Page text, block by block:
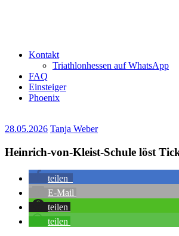
Kontakt
Triathlonhessen auf WhatsApp
FAQ
Einsteiger
Phoenix
28.05.2026 Tanja Weber
Heinrich-von-Kleist-Schule löst
teilen
E-Mail
teilen
teilen